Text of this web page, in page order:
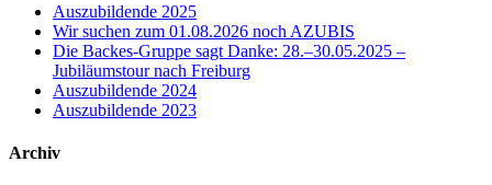
Auszubildende 2025
Wir suchen zum 01.08.2026 noch AZUBIS
Die Backes-Gruppe sagt Danke: 28.–30.05.2025 –
Jubiläumstour nach Freiburg
Auszubildende 2024
Auszubildende 2023
Archiv